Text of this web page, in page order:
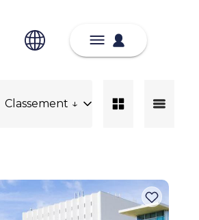
Classement ↓